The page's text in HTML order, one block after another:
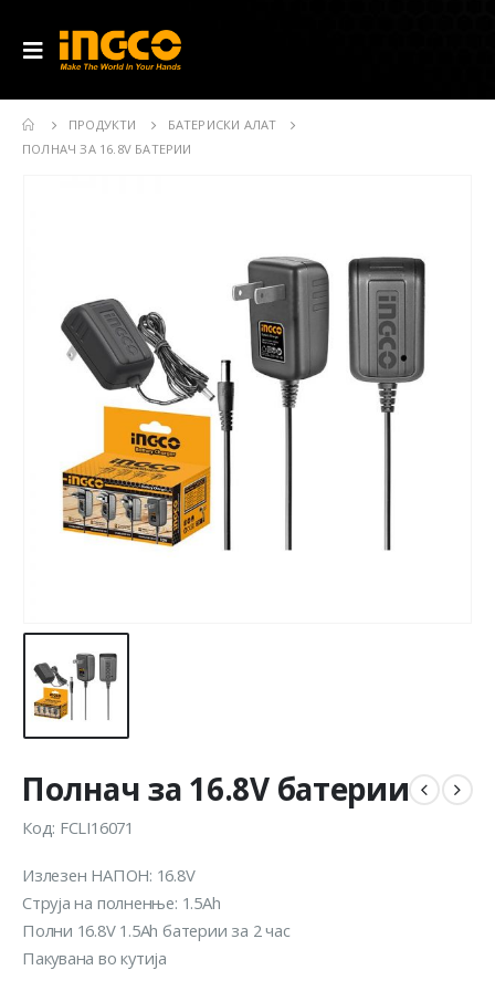
ПРОДУКТИ
БАТЕРИСКИ АЛАТ
ПОЛНАЧ ЗА 16.8V БАТЕРИИ
Полнач за 16.8V батерии
Код: FCLI16071
Излезен НАПОН: 16.8V
Струја на полненње: 1.5Ah
Полни 16.8V 1.5Ah батерии за 2 час
Пакувана во кутија